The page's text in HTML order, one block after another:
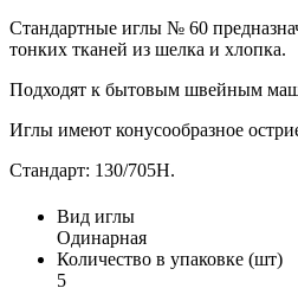
Стандартные иглы № 60
тонких тканей из шелка и хлопка.
Подходят к бытовым швейным
Иглы имеют конусообразное
Стандарт: 130/705H.
Вид иглы
Одинарная
Количество в упаковке (шт)
5